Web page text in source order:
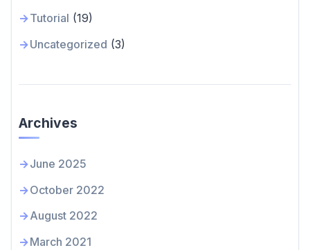
Tutorial (19)
Uncategorized (3)
Archives
June 2025
October 2022
August 2022
March 2021